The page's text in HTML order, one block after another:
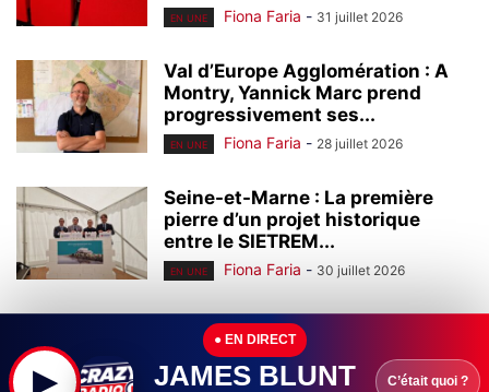
EN UNE Fiona Faria - 31 juillet 2026
Val d’Europe Agglomération : A
Montry, Yannick Marc prend
progressivement ses...
EN UNE Fiona Faria - 28 juillet 2026
Seine-et-Marne : La première
pierre d’un projet historique
entre le SIETREM...
EN UNE Fiona Faria - 30 juillet 2026
Seine-et-Marne : Leader mondial
de l’homéopathie, l’entreprise
Boiron (Montévrain) continue à...
▶
● EN DIRECT
JAMES BLUNT C’était quoi ?